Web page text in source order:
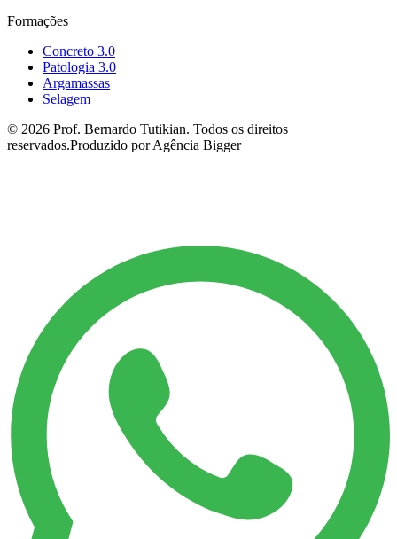
Formações
Concreto 3.0
Patologia 3.0
Argamassas
Selagem
© 2026 Prof. Bernardo Tutikian. Todos os direitos
reservados.Produzido por Agência Bigger